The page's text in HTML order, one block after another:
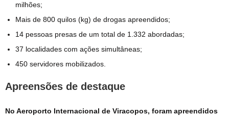
milhões;
Mais de 800 quilos (kg) de drogas apreendidos;
14 pessoas presas de um total de 1.332 abordadas;
37 localidades com ações simultâneas;
450 servidores mobilizados.
Apreensões de destaque
No Aeroporto Internacional de Viracopos, foram apreendidos